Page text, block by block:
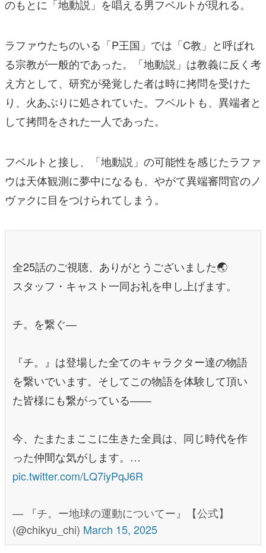
のもとに「地動説」を唱える男フベルトが現れる。
ラファウたちのいる「P王国」では「C教」と呼ばれ
る宗教が一般的であった。「地動説」は教義に反く考
え方として、研究が発覚した者は時に拷問を受けた
り、火あぶりに処されていた。フベルトも、異端者と
して拷問をされた一人であった。
フベルトと接し、「地動説」の可能性を感じたラファ
ウは天体観測に夢中になるも、やがて異端審問官のノ
ヴァクに目をつけられてしまう。
全25話のご視聴、ありがとうございました🌏
スタッフ・キャスト一同お礼を申し上げます。
チ。を繋ぐ―
『チ。』は登場した全てのキャラクター達の物語
を繋いでいます。そしてこの物語を体験して頂い
た皆様にも繋がっている――
今、たまたまここに生きた全員は、同じ時代を作
った仲間な気がします。…
pic.twitter.com/LQ7iyPqJ6R
— 『チ。ー地球の運動についてー』【公式】
(@chikyu_chi) March 15, 2025